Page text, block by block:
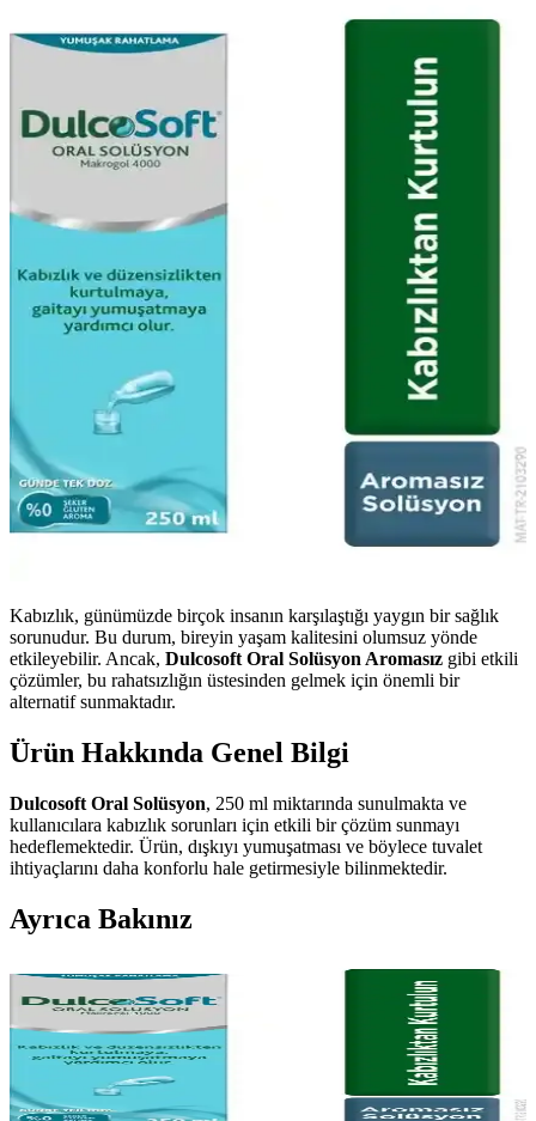
Kabızlık, günümüzde birçok insanın karşılaştığı yaygın bir sağlık
sorunudur. Bu durum, bireyin yaşam kalitesini olumsuz yönde
etkileyebilir. Ancak, Dulcosoft Oral Solüsyon Aromasız gibi etkili
çözümler, bu rahatsızlığın üstesinden gelmek için önemli bir
alternatif sunmaktadır.
Ürün Hakkında Genel Bilgi
Dulcosoft Oral Solüsyon, 250 ml miktarında sunulmakta ve
kullanıcılara kabızlık sorunları için etkili bir çözüm sunmayı
hedeflemektedir. Ürün, dışkıyı yumuşatması ve böylece tuvalet
ihtiyaçlarını daha konforlu hale getirmesiyle bilinmektedir.
Ayrıca Bakınız
Dulcosoft Oral Solüsyon Aromasız: Kabızlık
Sorununa Etkili Bir Çözüm sunuyor
Dulcosoft Oral Solüsyon Aromasız, kabızlık sorununa pratik bir
çözüm sunarak tuvalet deneyimini konforlu hale getirir. Kullanıcılar,
etkisini ilk kullanımdan itibaren hissettiklerini belirtmektedirler.